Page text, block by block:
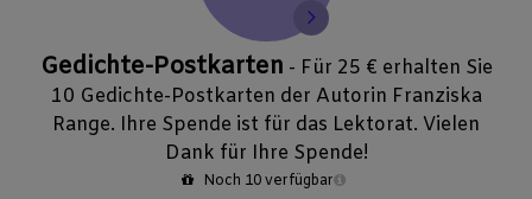
Gedichte-Postkarten - Für 25 € erhalten Sie
10 Gedichte-Postkarten der Autorin Franziska
Range. Ihre Spende ist für das Lektorat. Vielen
Dank für Ihre Spende!
Noch 10 verfügbar